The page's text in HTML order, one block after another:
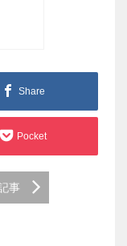
Share
Pocket
事